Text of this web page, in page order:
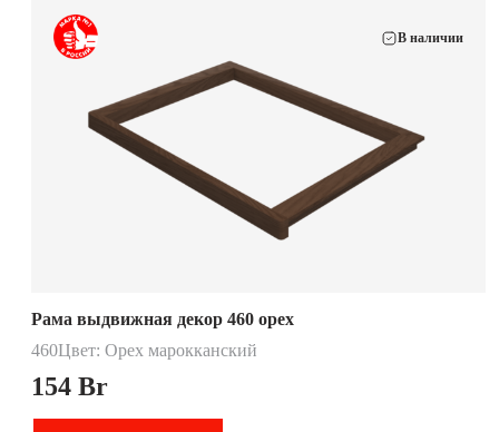
В наличии
Рама выдвижная декор 460 орех
460Цвет: Орех марокканский
154 Br